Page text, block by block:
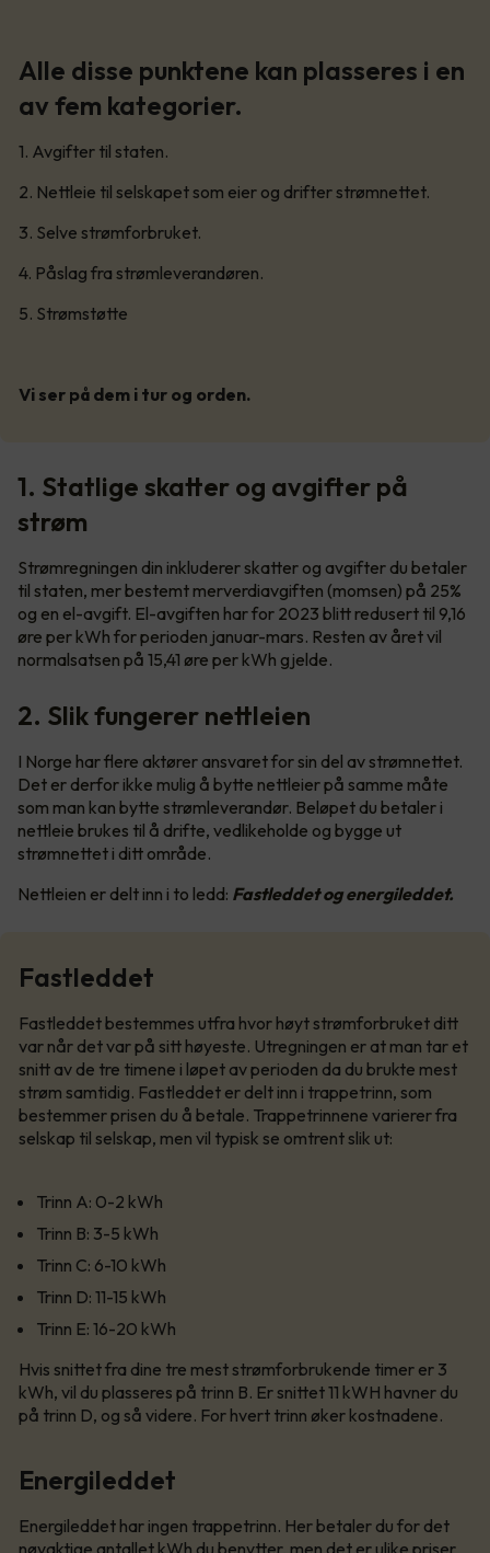
Alle disse punktene kan plasseres i en
av fem kategorier.
1. Avgifter til staten.
2. Nettleie til selskapet som eier og drifter strømnettet.
3. Selve strømforbruket.
4. Påslag fra strømleverandøren.
5. Strømstøtte
Vi ser på dem i tur og orden.
1. Statlige skatter og avgifter på
strøm
Strømregningen din inkluderer skatter og avgifter du betaler
til staten, mer bestemt merverdiavgiften (momsen) på 25%
og en el-avgift. El-avgiften har for 2023 blitt redusert til 9,16
øre per kWh for perioden januar-mars. Resten av året vil
normalsatsen på 15,41 øre per kWh gjelde.
2. Slik fungerer nettleien
I Norge har flere aktører ansvaret for sin del av strømnettet.
Det er derfor ikke mulig å bytte nettleier på samme måte
som man kan bytte strømleverandør. Beløpet du betaler i
nettleie brukes til å drifte, vedlikeholde og bygge ut
strømnettet i ditt område.
Nettleien er delt inn i to ledd: Fastleddet og energileddet.
Fastleddet
Fastleddet bestemmes utfra hvor høyt strømforbruket ditt
var når det var på sitt høyeste. Utregningen er at man tar et
snitt av de tre timene i løpet av perioden da du brukte mest
strøm samtidig. Fastleddet er delt inn i trappetrinn, som
bestemmer prisen du å betale. Trappetrinnene varierer fra
selskap til selskap, men vil typisk se omtrent slik ut:
Trinn A: 0-2 kWh
Trinn B: 3-5 kWh
Trinn C: 6-10 kWh
Trinn D: 11-15 kWh
Trinn E: 16-20 kWh
Hvis snittet fra dine tre mest strømforbrukende timer er 3
kWh, vil du plasseres på trinn B. Er snittet 11 kWH havner du
på trinn D, og så videre. For hvert trinn øker kostnadene.
Energileddet
Energileddet har ingen trappetrinn. Her betaler du for det
nøyaktige antallet kWh du benytter, men det er ulike priser